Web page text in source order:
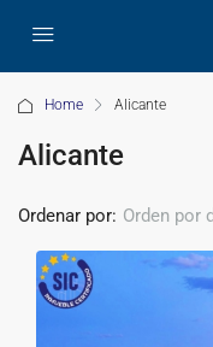
Home Alicante
Alicante
Ordenar por: Orden por